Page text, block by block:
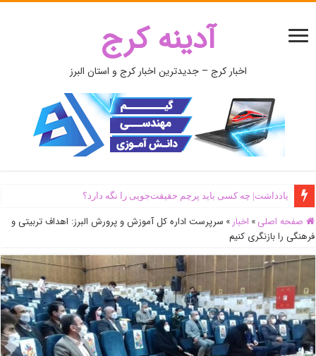
آدینه کرج
اخبار کرج – جدیدترین اخبار کرج و استان البرز
یادداشت| ‌چه کسی باید پرچم حقیقت‌جویی را نگه دارد؟
صفحه اصلی » اخبار » سرپرست اداره کل آموزش و پرورش البرز: اهداف تربیتی و
فرهنگی را بازنگری کنیم